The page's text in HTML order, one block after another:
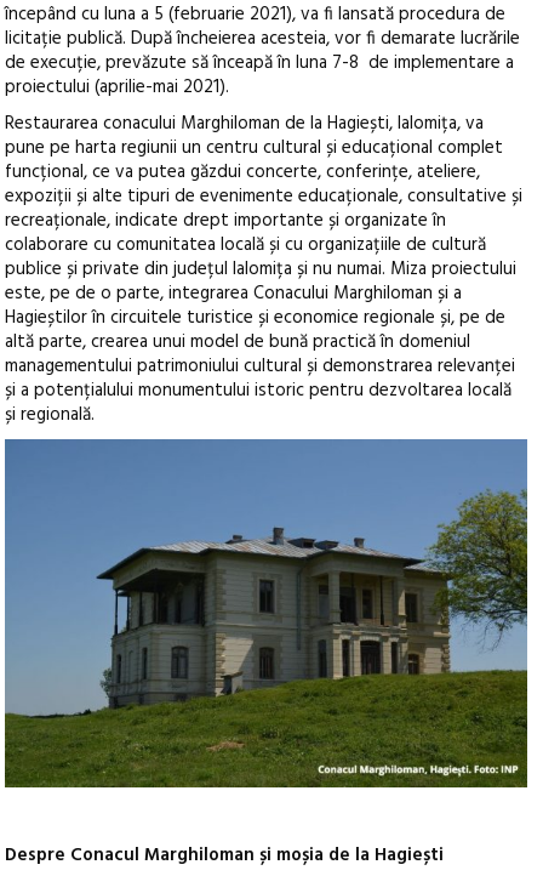
începând cu luna a 5 (februarie 2021), va fi lansată procedura de
licitație publică. După încheierea acesteia, vor fi demarate lucrările
de execuție, prevăzute să înceapă în luna 7-8 de implementare a
proiectului (aprilie-mai 2021).
Restaurarea conacului Marghiloman de la Hagiești, Ialomița, va
pune pe harta regiunii un centru cultural și educațional complet
funcțional, ce va putea găzdui concerte, conferințe, ateliere,
expoziții și alte tipuri de evenimente educaționale, consultative și
recreaționale, indicate drept importante și organizate în
colaborare cu comunitatea locală și cu organizațiile de cultură
publice și private din județul Ialomița și nu numai. Miza proiectului
este, pe de o parte, integrarea Conacului Marghiloman și a
Hagieștilor în circuitele turistice și economice regionale și, pe de
altă parte, crearea unui model de bună practică în domeniul
managementului patrimoniului cultural și demonstrarea relevanței
și a potențialului monumentului istoric pentru dezvoltarea locală
și regională.
Despre Conacul Marghiloman și moșia de la Hagiești